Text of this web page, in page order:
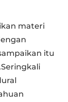
materi
itu